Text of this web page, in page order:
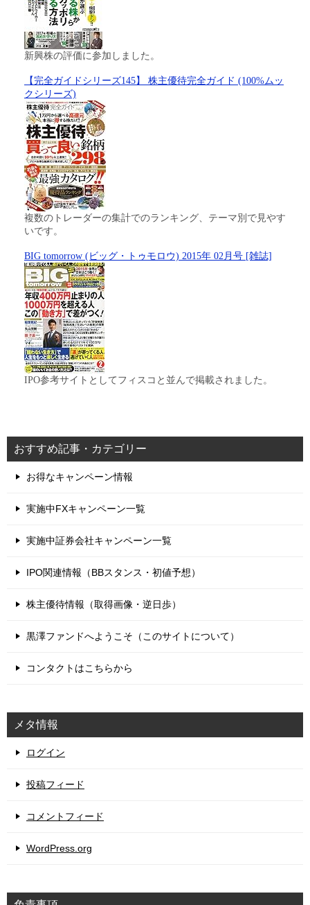
新興株の評価に参加しました。
【完全ガイドシリーズ145】 株主優待完全ガイド (100%ムッ
クシリーズ)
複数のトレーダーの集計でのランキング、テーマ別で見やす
いです。
BIG tomorrow (ビッグ・トゥモロウ) 2015年 02月号 [雑誌]
IPO参考サイトとしてフィスコと並んで掲載されました。
おすすめ記事・カテゴリー
お得なキャンペーン情報
実施中FXキャンペーン一覧
実施中証券会社キャンペーン一覧
IPO関連情報（BBスタンス・初値予想）
株主優待情報（取得画像・逆日歩）
黒澤ファンドへようこそ（このサイトについて）
コンタクトはこちらから
メタ情報
ログイン
投稿フィード
コメントフィード
WordPress.org